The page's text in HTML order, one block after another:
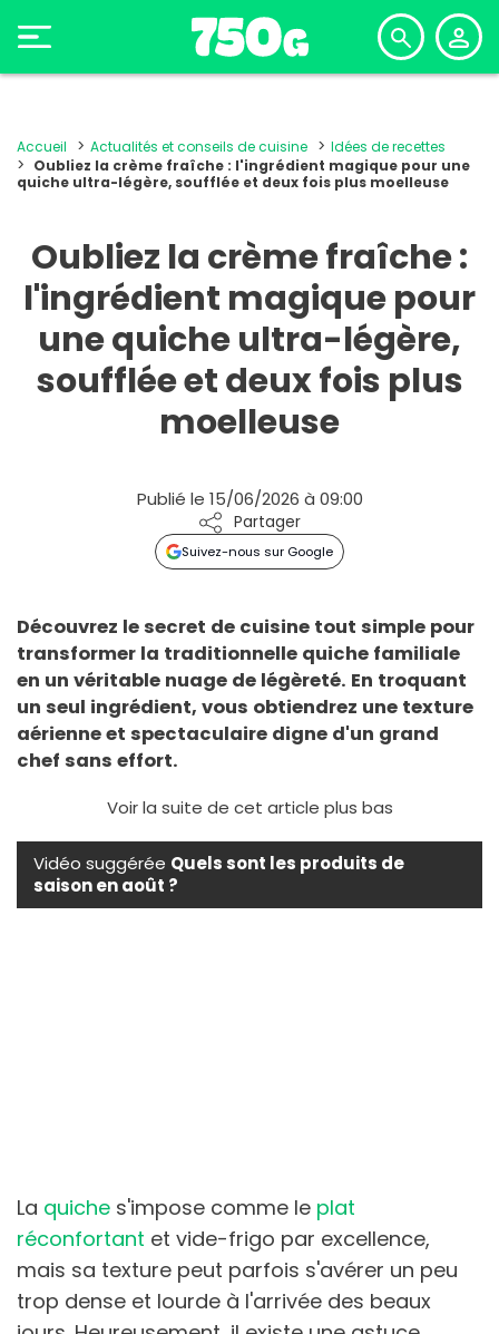
Accueil Actualités et conseils de cuisine
Idées de recettes
Oubliez la crème fraîche : l'ingrédient magique pour une
quiche ultra-légère, soufflée et deux fois plus moelleuse
Oubliez la crème fraîche :
l'ingrédient magique pour
une quiche ultra-légère,
soufflée et deux fois plus
moelleuse
Publié le 15/06/2026 à 09:00
Partager
Suivez-nous sur Google
Découvrez le secret de cuisine tout simple pour
transformer la traditionnelle quiche familiale
en un véritable nuage de légèreté. En troquant
un seul ingrédient, vous obtiendrez une texture
aérienne et spectaculaire digne d'un grand
chef sans effort.
Voir la suite de cet article plus bas
Vidéo suggérée Quels sont les produits de
saison en août ?
La quiche s'impose comme le plat
réconfortant et vide-frigo par excellence,
mais sa texture peut parfois s'avérer un peu
trop dense et lourde à l'arrivée des beaux